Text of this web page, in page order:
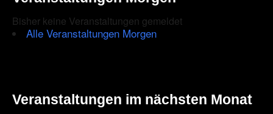
Bisher keine Veranstaltungen gemeldet
Alle Veranstaltungen Morgen
Veranstaltungen im nächsten Monat